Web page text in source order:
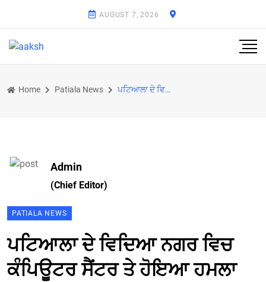
AUGUST 7, 2026
Home Patiala News ਪਟਿਆਲਾ ਦੇ ਵਿਦਿਆ ਨਗਰ ਵਿਚ ਕੰਪਿਊਟਰ ਸੈਂਟਰ ਤੇ ਹੋਇਆ ਹਮਲਾ
Admin
(Chief Editor)
PATIALA NEWS
ਪਟਿਆਲਾ ਦੇ ਵਿਦਿਆ ਨਗਰ ਵਿਚ
ਕੰਪਿਊਟਰ ਸੈਂਟਰ ਤੇ ਹੋਇਆ ਹਮਲਾ